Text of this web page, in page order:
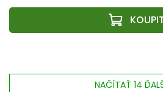
NAČÍTAŤ 14